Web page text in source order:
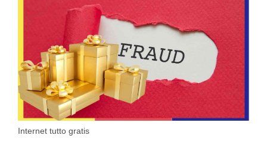
Internet tutto gratis